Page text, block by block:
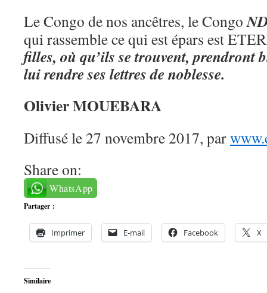
Le Congo de nos ancêtres, le Congo
qui rassemble ce qui est épars est
filles, où qu’ils se trouvent, prendront
lui rendre ses lettres de noblesse.
Olivier MOUEBARA
Diffusé le 27 novembre 2017, par
Share on:
WhatsApp
Partager :
Imprimer E-mail Facebook X
Similaire